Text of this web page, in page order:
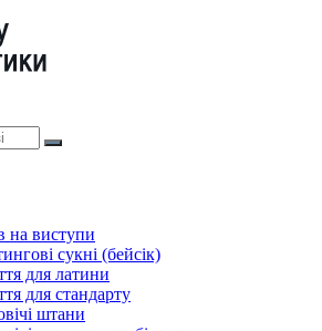
на виступи
сукні (бейсік)
для латини
для стандарту
штани